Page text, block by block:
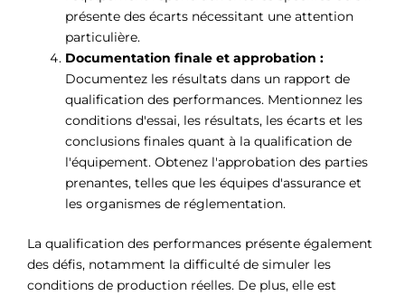
présente des écarts nécessitant une attention
particulière.
Documentation finale et approbation :
Documentez les résultats dans un rapport de
qualification des performances. Mentionnez les
conditions d'essai, les résultats, les écarts et les
conclusions finales quant à la qualification de
l'équipement. Obtenez l'approbation des parties
prenantes, telles que les équipes d'assurance et
les organismes de réglementation.
La qualification des performances présente également
des défis, notamment la difficulté de simuler les
conditions de production réelles. De plus, elle est